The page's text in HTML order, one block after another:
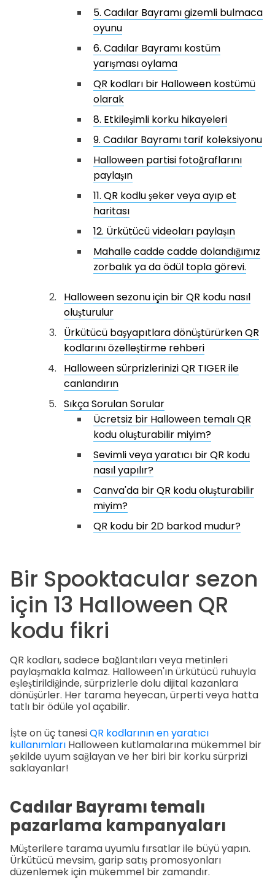
5. Cadılar Bayramı gizemli bulmaca
oyunu
6. Cadılar Bayramı kostüm
yarışması oylama
QR kodları bir Halloween kostümü
olarak
8. Etkileşimli korku hikayeleri
9. Cadılar Bayramı tarif koleksiyonu
Halloween partisi fotoğraflarını
paylaşın
11. QR kodlu şeker veya ayıp et
haritası
12. Ürkütücü videoları paylaşın
Mahalle cadde cadde dolandığımız
zorbalık ya da ödül topla görevi.
Halloween sezonu için bir QR kodu nasıl
oluşturulur
Ürkütücü başyapıtlara dönüştürürken QR
kodlarını özelleştirme rehberi
Halloween sürprizlerinizi QR TIGER ile
canlandırın
Sıkça Sorulan Sorular
Ücretsiz bir Halloween temalı QR
kodu oluşturabilir miyim?
Sevimli veya yaratıcı bir QR kodu
nasıl yapılır?
Canva'da bir QR kodu oluşturabilir
miyim?
QR kodu bir 2D barkod mudur?
Bir Spooktacular sezon
için 13 Halloween QR
kodu fikri
QR kodları, sadece bağlantıları veya metinleri
paylaşmakla kalmaz. Halloween'ın ürkütücü ruhuyla
eşleştirildiğinde, sürprizlerle dolu dijital kazanlara
dönüşürler. Her tarama heyecan, ürperti veya hatta
tatlı bir ödüle yol açabilir.
İşte on üç tanesiQR kodlarının en yaratıcı
kullanımları Halloween kutlamalarına mükemmel bir
şekilde uyum sağlayan ve her biri bir korku sürprizi
saklayanlar!
Cadılar Bayramı temalı
pazarlama kampanyaları
Müşterilere tarama uyumlu fırsatlar ile büyü yapın.
Ürkütücü mevsim, garip satış promosyonları
düzenlemek için mükemmel bir zamandır.